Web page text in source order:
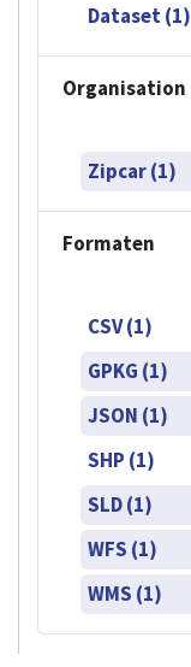
Dataset (1)
Organisation
Zipcar (1)
Formaten
CSV (1)
GPKG (1)
JSON (1)
SHP (1)
SLD (1)
WFS (1)
WMS (1)